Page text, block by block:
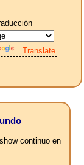
Translate
continuo en